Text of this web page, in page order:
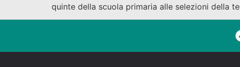
quinte della scuola primaria alle selezioni della